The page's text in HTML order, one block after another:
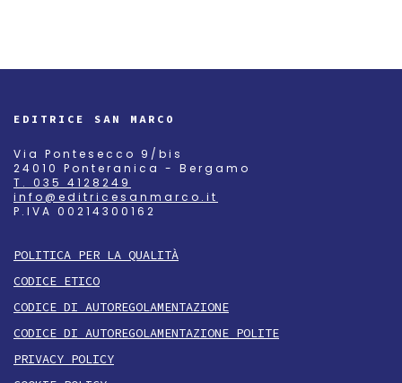
EDITRICE SAN MARCO
Via Pontesecco 9/bis
24010 Ponteranica - Bergamo
T. 035 4128249
info@editricesanmarco.it
P.IVA 00214300162
POLITICA PER LA QUALITÀ
CODICE ETICO
CODICE DI AUTOREGOLAMENTAZIONE
CODICE DI AUTOREGOLAMENTAZIONE POLITE
PRIVACY POLICY